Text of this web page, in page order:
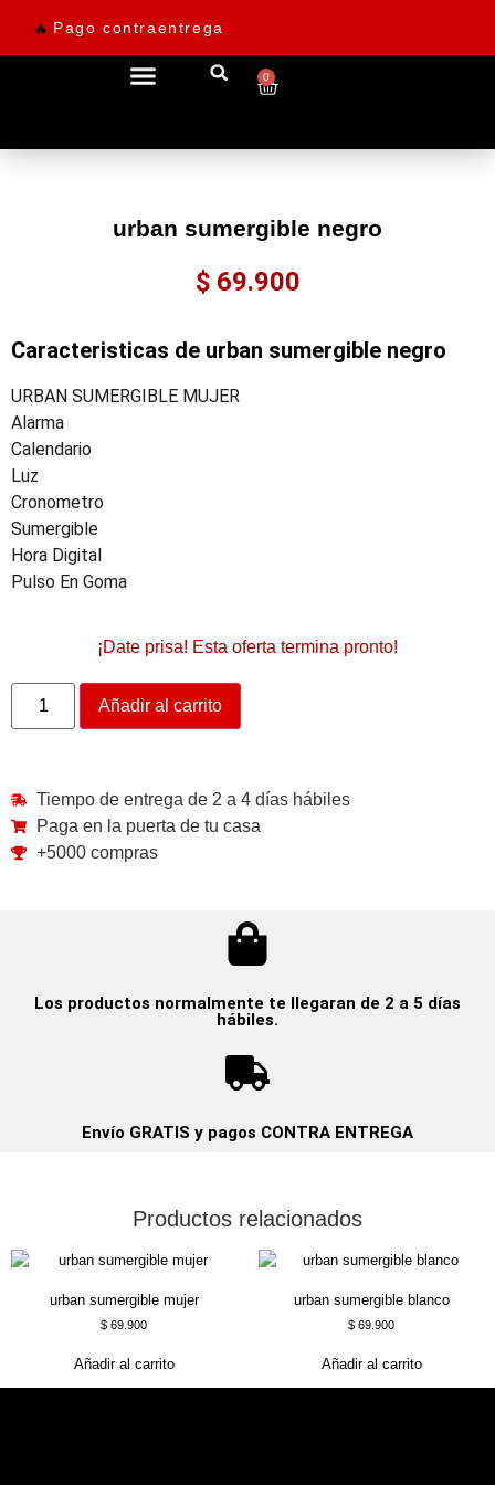
🔥 Pago contraentrega
0
urban sumergible negro
$69.900
Caracteristicas de urban sumergible negro
URBAN SUMERGIBLE MUJER
Alarma
Calendario
Luz
Cronometro
Sumergible
Hora Digital
Pulso En Goma
¡Date prisa! Esta oferta termina pronto!
Añadir al carrito
Tiempo de entrega de 2 a 4 días hábiles
Paga en la puerta de tu casa
+5000 compras
Los productos normalmente te llegaran de 2 a 5 días
hábiles.
Envío GRATIS y pagos CONTRA ENTREGA
Productos relacionados
urban sumergible mujer
$ 69.900
Añadir al carrito
urban sumergible blanco
$ 69.900
Añadir al carrito